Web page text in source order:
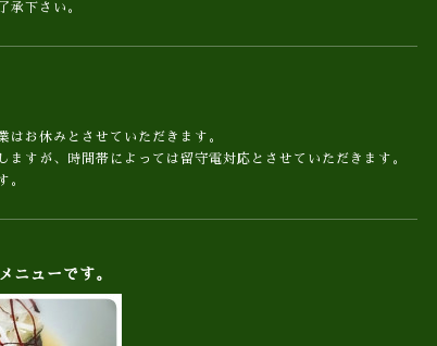
承下さい。
はお休みとさせていただきます。
すが、時間帯によっては留守電対応とさせていただきます。
。
ューです。